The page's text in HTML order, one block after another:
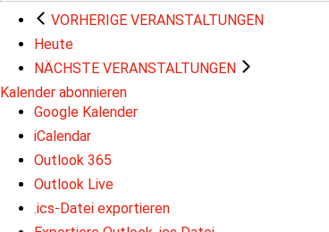
VORHERIGE VERANSTALTUNGEN
Heute
NÄCHSTE VERANSTALTUNGEN
Kalender abonnieren
Google Kalender
iCalendar
Outlook 365
Outlook Live
.ics-Datei exportieren